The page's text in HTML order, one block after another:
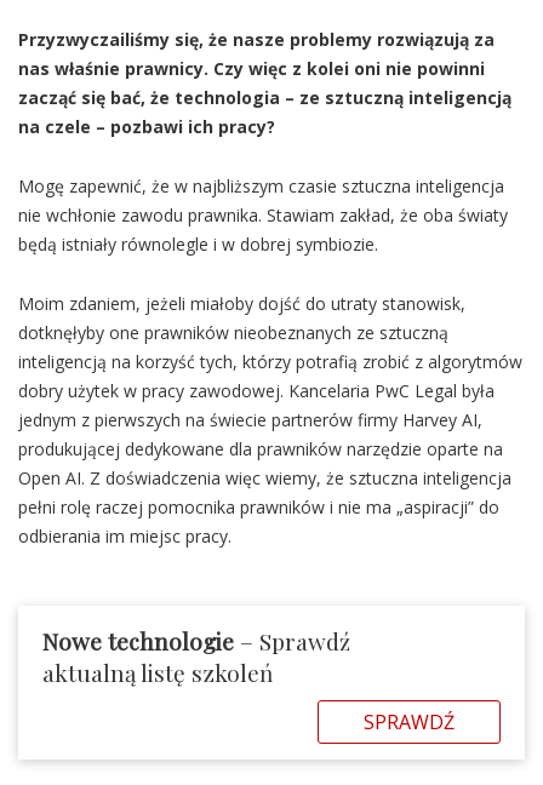
Przyzwyczailiśmy się, że nasze problemy rozwiązują za
nas właśnie prawnicy. Czy więc z kolei oni nie powinni
zacząć się bać, że technologia – ze sztuczną inteligencją
na czele – pozbawi ich pracy?
Mogę zapewnić, że w najbliższym czasie sztuczna inteligencja
nie wchłonie zawodu prawnika. Stawiam zakład, że oba światy
będą istniały równolegle i w dobrej symbiozie.
Moim zdaniem, jeżeli miałoby dojść do utraty stanowisk,
dotknęłyby one prawników nieobeznanych ze sztuczną
inteligencją na korzyść tych, którzy potrafią zrobić z algorytmów
dobry użytek w pracy zawodowej. Kancelaria PwC Legal była
jednym z pierwszych na świecie partnerów firmy Harvey AI,
produkującej dedykowane dla prawników narzędzie oparte na
Open AI. Z doświadczenia więc wiemy, że sztuczna inteligencja
pełni rolę raczej pomocnika prawników i nie ma „aspiracji” do
odbierania im miejsc pracy.
Nowe technologie – Sprawdź
aktualną listę szkoleń
SPRAWDŹ